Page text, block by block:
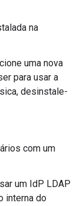
na
uma nova
para usar a
desinstale-
com um
um IdP LDAP
interna do